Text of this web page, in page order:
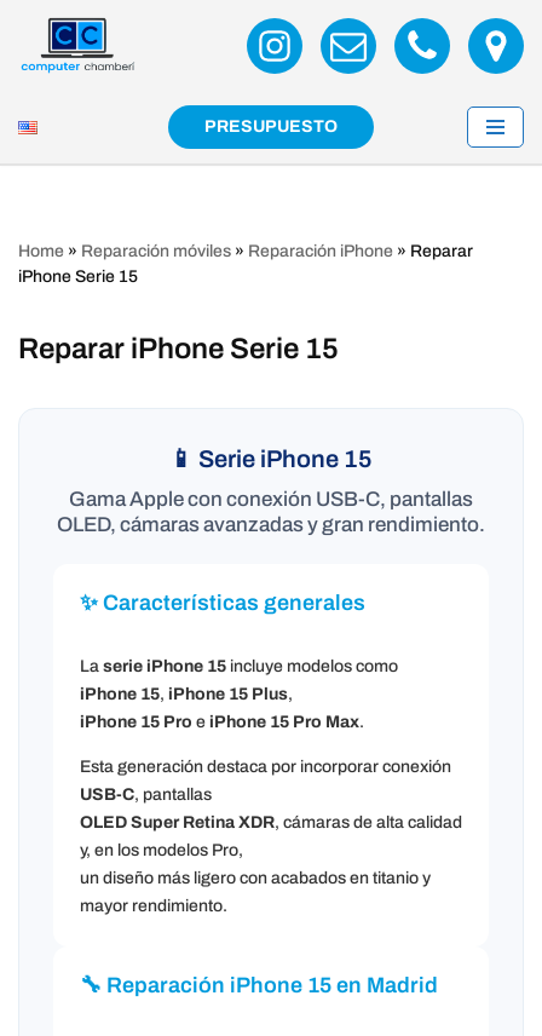
Saltar
PRESUPUESTO
Home » Reparación móviles » Reparación iPhone » Reparar
iPhone Serie 15
Reparar iPhone Serie 15
📱 Serie iPhone 15
Gama Apple con conexión USB-C, pantallas
OLED, cámaras avanzadas y gran rendimiento.
✨ Características generales
La serie iPhone 15 incluye modelos como
iPhone 15, iPhone 15 Plus,
iPhone 15 Pro e iPhone 15 Pro Max.
Esta generación destaca por incorporar conexión
USB-C, pantallas
OLED Super Retina XDR, cámaras de alta calidad
y, en los modelos Pro,
un diseño más ligero con acabados en titanio y
mayor rendimiento.
🔧 Reparación iPhone 15 en Madrid